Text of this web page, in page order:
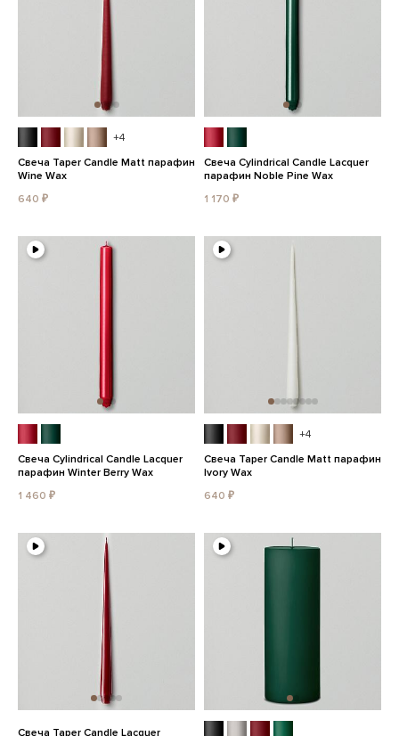
+4
Свеча Taper Candle Matt парафин
Wine Wax
640 ₽
Свеча Cylindrical Candle Lacquer
парафин Noble Pine Wax
1 170 ₽
Свеча Cylindrical Candle Lacquer
парафин Winter Berry Wax
1 460 ₽
+4
Свеча Taper Candle Matt парафин
Ivory Wax
640 ₽
Свеча Taper Candle Lacquer